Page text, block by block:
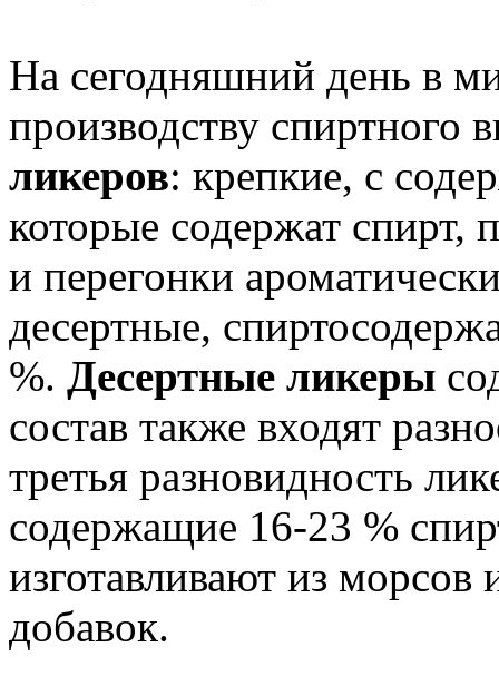
На сегодняшний день в
производству спиртного
ликеров: крепкие, с
которые содержат спирт,
и перегонки
десертные,
%. Десертные ликеры
состав также входят
третья разновидность
содержащие 16-23 %
изготавливают из
добавок.